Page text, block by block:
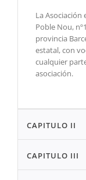
La Asociación
Poble Nou,
provincia
estatal, con
cualquier
asociación.
CAPITULO II
CAPITULO III